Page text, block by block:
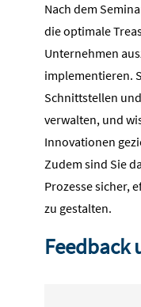
Nach dem
die optimale
Unternehmen
implementieren.
Schnittstellen
verwalten, und
Innovationen
Zudem sind Sie
Prozesse sicher,
zu gestalten.
Feedback